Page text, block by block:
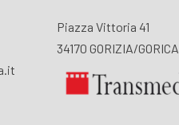
Piazza Vittoria 41
34170 GORIZIA/GORICA